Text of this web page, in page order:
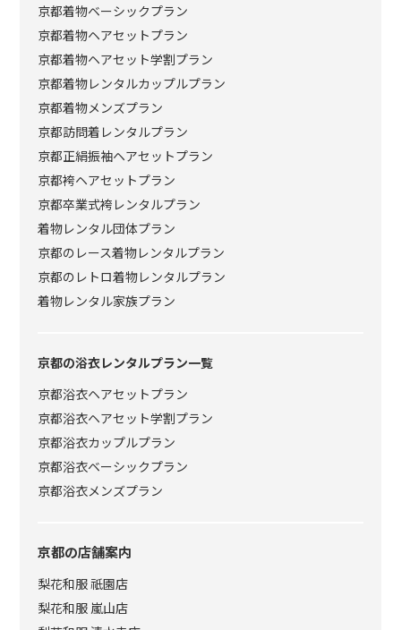
京都着物ベーシックプラン
京都着物ヘアセットプラン
京都着物ヘアセット学割プラン
京都着物レンタルカップルプラン
京都着物メンズプラン
京都訪問着レンタルプラン
京都正絹振袖ヘアセットプラン
京都袴ヘアセットプラン
京都卒業式袴レンタルプラン
着物レンタル団体プラン
京都のレース着物レンタルプラン
京都のレトロ着物レンタルプラン
着物レンタル家族プラン
京都の浴衣レンタルプラン一覧
京都浴衣ヘアセットプラン
京都浴衣ヘアセット学割プラン
京都浴衣カップルプラン
京都浴衣ベーシックプラン
京都浴衣メンズプラン
京都の店舗案内
梨花和服 祇園店
梨花和服 嵐山店